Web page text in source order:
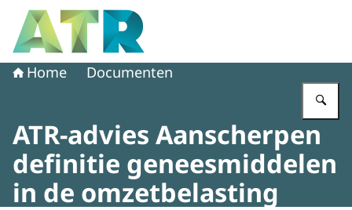
Naar de homepage van Adviescollege toetsing regeldruk
Home Documenten
ATR-advies Aanscherpen
definitie geneesmiddelen
in de omzetbelasting